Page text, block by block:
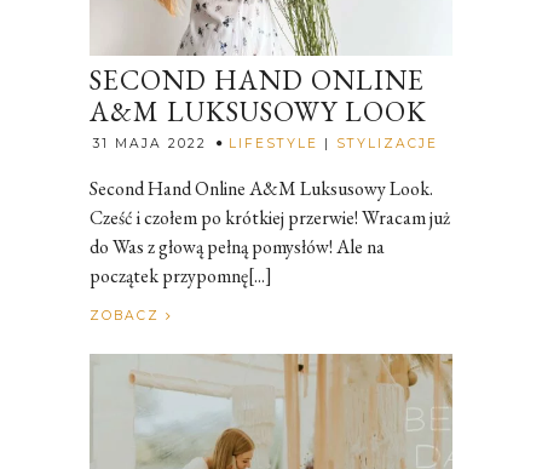
SECOND HAND ONLINE
A&M LUKSUSOWY LOOK
31 MAJA 2022 LIFESTYLE | STYLIZACJE
Second Hand Online A&M Luksusowy Look.
Cześć i czołem po krótkiej przerwie! Wracam już
do Was z głową pełną pomysłów! Ale na
początek przypomnę[...]
ZOBACZ